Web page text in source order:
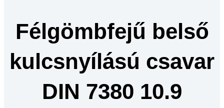
Félgömbfejű belső
kulcsnyílású csavar
DIN 7380 10.9